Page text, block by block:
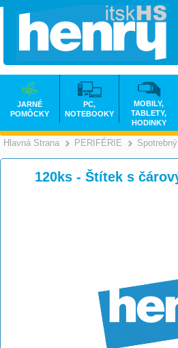
Hlavná Strana >
PERIFÉRIE
120ks - Štítek s
JARNÉ
POMÔCKY
PC,
NOTEBOOKY
MOBILY,
TABLETY,
HODINKY